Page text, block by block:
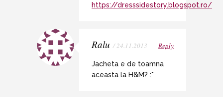
https://dresssidestory.blogspot.ro/
Ralu / 24.11.2013 Reply
Jacheta e de toamna
aceasta la H&M? :*